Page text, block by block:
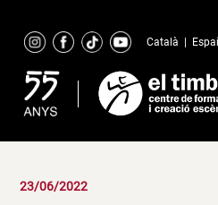
content
Català
23/06/2022